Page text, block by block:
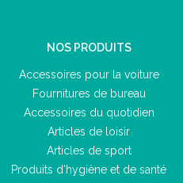
NOS PRODUITS
Accessoires pour la voiture
Fournitures de bureau
Accessoires du quotidien
Articles de loisir
Articles de sport
Produits d'hygiène et de santé